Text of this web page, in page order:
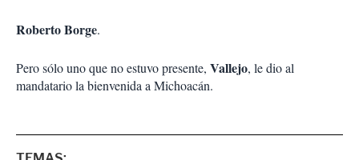
Roberto Borge.
Pero sólo uno que no estuvo presente, Vallejo, le dio al
mandatario la bienvenida a Michoacán.